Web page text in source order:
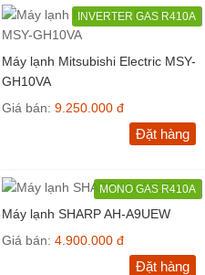
INVERTER GAS R410A
Máy lạnh Mitsubishi Electric MSY-
GH10VA
Giá bán: 9.250.000 đ
Đặt hàng
MONO GAS R410A
Máy lạnh SHARP AH-A9UEW
Giá bán: 4.900.000 đ
Đặt hàng